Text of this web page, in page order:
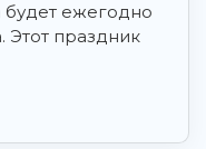
будет ежегодно
Этот праздник